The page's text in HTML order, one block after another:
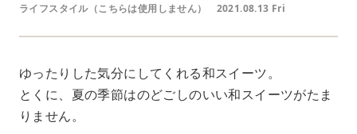
ライフスタイル（こちらは使用しません） 2021.08.13 Fri
ゆったりした気分にしてくれる和スイーツ。
とくに、夏の季節はのどごしのいい和スイーツがたま
りません。